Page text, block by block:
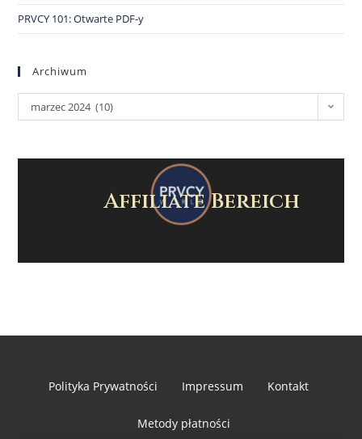
PRVCY 101: Otwarte PDF-y
Archiwum
marzec 2024 (10)
Affiliate Bereich
Polityka Prywatności Impressum Kontakt
Metody płatności